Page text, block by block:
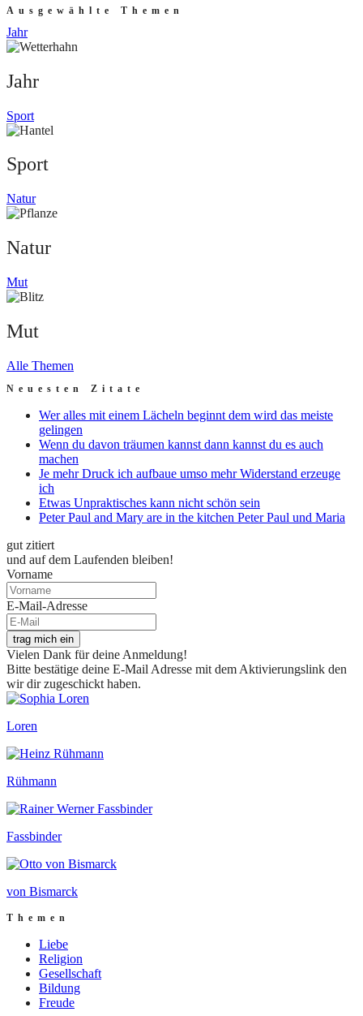
Ausgewählte Themen
Jahr
Jahr
Sport
Sport
Natur
Natur
Mut
Mut
Alle Themen
Neuesten Zitate
Wer alles mit einem Lächeln beginnt dem wird das meiste
gelingen
Wenn du davon träumen kannst dann kannst du es auch
machen
Je mehr Druck ich aufbaue umso mehr Widerstand erzeuge
ich
Etwas Unpraktisches kann nicht schön sein
Peter Paul and Mary are in the kitchen Peter Paul und Maria
gut zitiert
und auf dem Laufenden bleiben!
Vorname
E-Mail-Adresse
trag mich ein
Vielen Dank für deine Anmeldung!
Bitte bestätige deine E-Mail Adresse mit dem Aktivierungslink den
wir dir zugeschickt haben.
Loren
Rühmann
Fassbinder
von Bismarck
Themen
Liebe
Religion
Gesellschaft
Bildung
Freude